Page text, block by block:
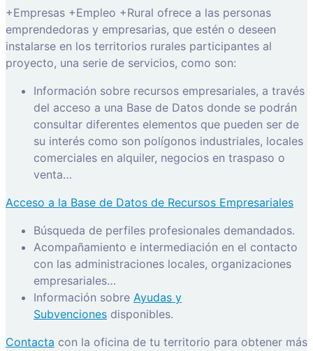
+Empresas +Empleo +Rural ofrece a las personas
emprendedoras y empresarias, que estén o deseen
instalarse en los territorios rurales participantes al
proyecto, una serie de servicios, como son:
Información sobre recursos empresariales, a través
del acceso a una Base de Datos donde se podrán
consultar diferentes elementos que pueden ser de
su interés como son polígonos industriales, locales
comerciales en alquiler, negocios en traspaso o
venta…
Acceso a la Base de Datos de Recursos Empresariales
Búsqueda de perfiles profesionales demandados.
Acompañamiento e intermediación en el contacto
con las administraciones locales, organizaciones
empresariales…
Información sobre Ayudas y
Subvenciones disponibles.
Contacta con la oficina de tu territorio para obtener más